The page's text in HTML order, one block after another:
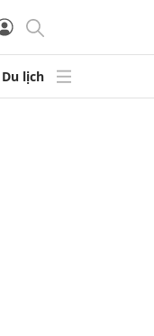
Du lịch